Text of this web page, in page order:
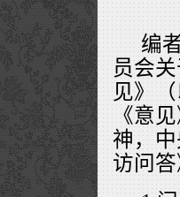
编
员会
见》
《意
神，
访问